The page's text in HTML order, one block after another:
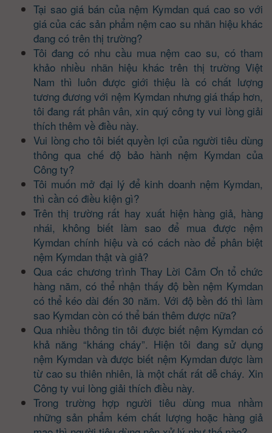
Tại sao giá bán của nệm Kymdan quá cao so với
giá của các sản phẩm nệm cao su nhãn hiệu khác
đang có trên thị trường?
Tôi đang có nhu cầu mua nệm cao su, có tham
khảo nhiều nhãn hiệu khác trên thị trường Việt
Nam thì luôn được giới thiệu là có chất lượng
tương đương với nệm Kymdan nhưng giá thấp hơn,
tôi đang rất phân vân, xin quý công ty vui lòng giải
thích thêm về điều này.
Vui lòng cho tôi biết quyền lợi của người tiêu dùng
thông qua chế độ bảo hành nệm Kymdan của
Công ty?
Tôi muốn mở đại lý để kinh doanh nệm Kymdan,
thì cần có điều kiện gì?
Trên thị trường rất hay xuất hiện hàng giả, hàng
nhái, không biết làm sao để mua được nệm
Kymdan chính hiệu và có cách nào để phân biệt
nệm Kymdan thật và giả?
Qua các chương trình Thay Lời Cảm Ơn tổ chức
hàng năm, có thể nhận thấy độ bền nệm Kymdan
có thể kéo dài đến 30 năm. Với độ bền đó thì làm
sao Kymdan còn có thể bán thêm được nữa?
Qua nhiều thông tin tôi được biết nệm Kymdan có
khả năng “kháng cháy”. Hiện tôi đang sử dụng
nệm Kymdan và được biết nệm Kymdan được làm
từ cao su thiên nhiên, là một chất rất dễ cháy. Xin
Công ty vui lòng giải thích điều này.
Trong trường hợp người tiêu dùng mua nhầm
những sản phẩm kém chất lượng hoặc hàng giả